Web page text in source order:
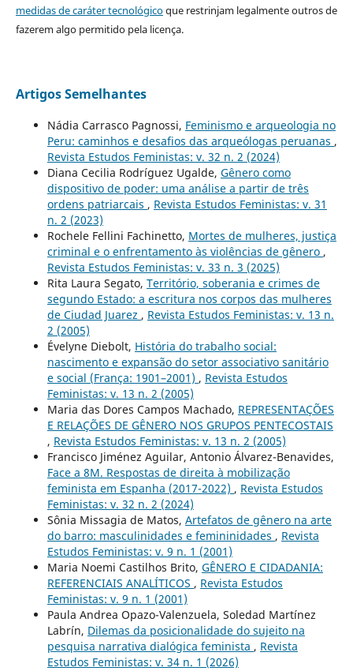
medidas de caráter tecnológicoque restrinjam legalmente outros de
fazerem algo permitido pela licença.
Artigos Semelhantes
Nádia Carrasco Pagnossi, Feminismo e arqueologia no
Peru: caminhos e desafios das arqueólogas peruanas ,
Revista Estudos Feministas: v. 32 n. 2 (2024)
Diana Cecilia Rodríguez Ugalde, Gênero como
dispositivo de poder: uma análise a partir de três
ordens patriarcais , Revista Estudos Feministas: v. 31
n. 2 (2023)
Rochele Fellini Fachinetto, Mortes de mulheres, justiça
criminal e o enfrentamento às violências de gênero ,
Revista Estudos Feministas: v. 33 n. 3 (2025)
Rita Laura Segato, Território, soberania e crimes de
segundo Estado: a escritura nos corpos das mulheres
de Ciudad Juarez , Revista Estudos Feministas: v. 13 n.
2 (2005)
Évelyne Diebolt, História do trabalho social:
nascimento e expansão do setor associativo sanitário
e social (França: 1901–2001) , Revista Estudos
Feministas: v. 13 n. 2 (2005)
Maria das Dores Campos Machado, REPRESENTAÇÕES
E RELAÇÕES DE GÊNERO NOS GRUPOS PENTECOSTAIS
, Revista Estudos Feministas: v. 13 n. 2 (2005)
Francisco Jiménez Aguilar, Antonio Álvarez-Benavides,
Face a 8M. Respostas de direita à mobilização
feminista em Espanha (2017-2022) , Revista Estudos
Feministas: v. 32 n. 2 (2024)
Sônia Missagia de Matos, Artefatos de gênero na arte
do barro: masculinidades e femininidades , Revista
Estudos Feministas: v. 9 n. 1 (2001)
Maria Noemi Castilhos Brito, GÊNERO E CIDADANIA:
REFERENCIAIS ANALÍTICOS , Revista Estudos
Feministas: v. 9 n. 1 (2001)
Paula Andrea Opazo-Valenzuela, Soledad Martínez
Labrín, Dilemas da posicionalidade do sujeito na
pesquisa narrativa dialógica feminista , Revista
Estudos Feministas: v. 34 n. 1 (2026)